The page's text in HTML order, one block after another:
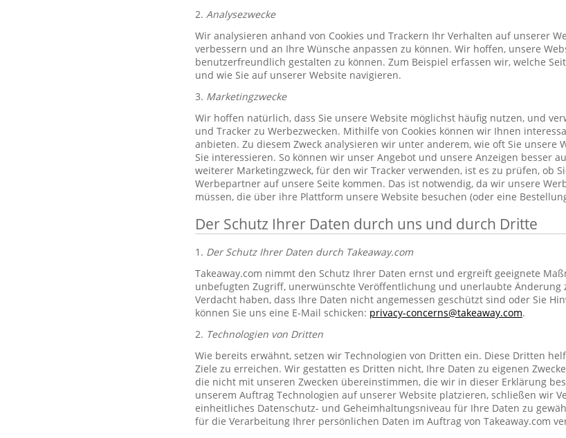
2. Analysezwecke
Wir analysieren anhand von Cookies und Trackern Ihr Verhalten auf unserer
verbessern und an Ihre Wünsche anpassen zu können. Wir hoffen, unsere
benutzerfreundlich gestalten zu können. Zum Beispiel erfassen wir, welche
und wie Sie auf unserer Website navigieren.
3. Marketingzwecke
Wir hoffen natürlich, dass Sie unsere Website möglichst häufig nutzen, und
und Tracker zu Werbezwecken. Mithilfe von Cookies können wir Ihnen
anbieten. Zu diesem Zweck analysieren wir unter anderem, wie oft Sie unsere
Sie interessieren. So können wir unser Angebot und unsere Anzeigen besser
weiterer Marketingzweck, für den wir Tracker verwenden, ist es zu prüfen, ob
Werbepartner auf unsere Seite kommen. Das ist notwendig, da wir unsere
müssen, die über ihre Plattform unsere Website besuchen (oder eine
Der Schutz Ihrer Daten durch uns und durch Dritte
1. Der Schutz Ihrer Daten durch Takeaway.com
Takeaway.com nimmt den Schutz Ihrer Daten ernst und ergreift geeignete
unbefugten Zugriff, unerwünschte Veröffentlichung und unerlaubte Änderung
Verdacht haben, dass Ihre Daten nicht angemessen geschützt sind oder Sie
können Sie uns eine E-Mail schicken: privacy-concerns@takeaway.com.
2. Technologien von Dritten
Wie bereits erwähnt, setzen wir Technologien von Dritten ein. Diese Dritten
Ziele zu erreichen. Wir gestatten es Dritten nicht, Ihre Daten zu eigenen
die nicht mit unseren Zwecken übereinstimmen, die wir in dieser Erklärung
unserem Auftrag Technologien auf unserer Website platzieren, schließen wir
einheitliches Datenschutz- und Geheimhaltungsniveau für Ihre Daten zu
für die Verarbeitung Ihrer persönlichen Daten im Auftrag von Takeaway.com